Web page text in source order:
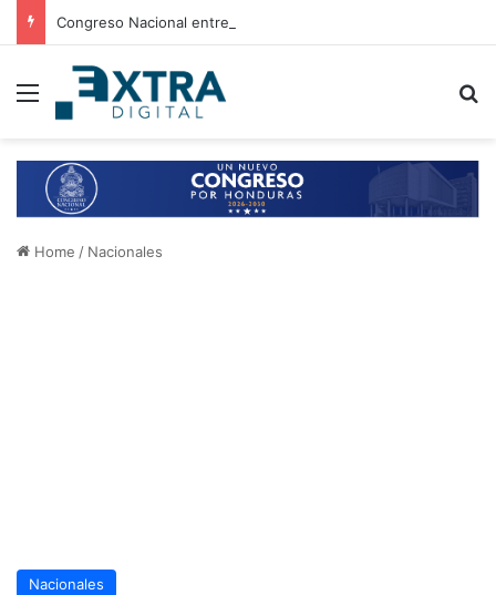
Menu
Home / Nacionales
Nacionales